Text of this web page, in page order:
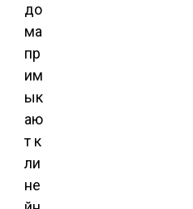
до
ма
пр
им
ык
аю
т к
ли
не